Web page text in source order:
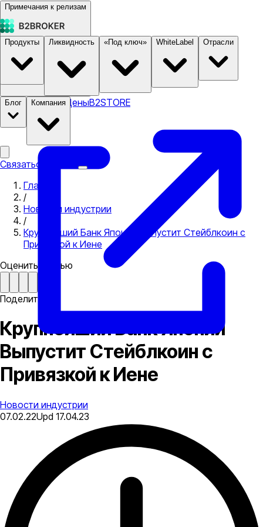
Примечания к релизам
Документация ЦеныB2STORE
Продукты Ликвидность «Под ключ» WhiteLabel Отрасли
Блог Компания
Связаться с нами
Главная
/
Новости индустрии
/
Крупнейший Банк Японии Выпустит Стейблкоин с
Привязкой к Иене
Оценить статью
Поделиться
Крупнейший Банк Японии
Выпустит Стейблкоин с
Привязкой к Иене
Новости индустрии
07.02.22Upd 17.04.23